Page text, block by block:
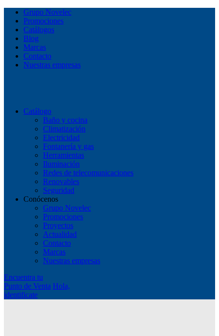
Grupo Novelec
Promociones
Catálogos
Blog
Marcas
Contacto
Nuestras empresas
Catálogo
Baño y cocina
Climatización
Electricidad
Fontanería y gas
Herramientas
Iluminación
Redes de telecomunicaciones
Renovables
Seguridad
Conócenos
Grupo Novelec
Promociones
Proyectos
Actualidad
Contacto
Marcas
Nuestras empresas
Encuentra tu
Punto de Venta Hola,
identificate